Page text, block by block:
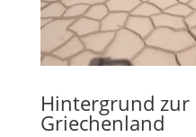
Hintergrund zur
Griechenland